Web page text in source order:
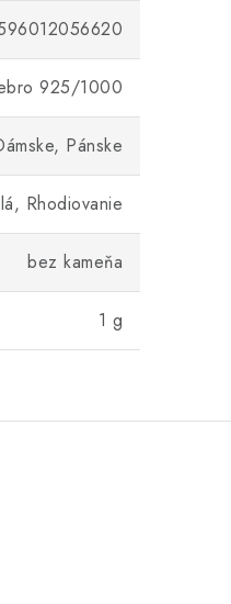
925/1000
Pánske
Rhodiovanie
bez kameňa
1 g